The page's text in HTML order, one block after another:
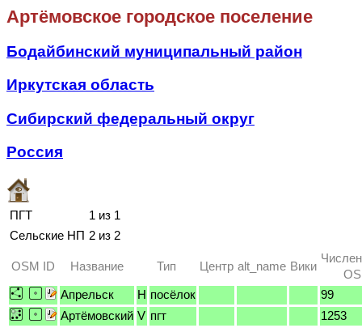
Артёмовское городское поселение
Бодайбинский муниципальный район
Иркутская область
Сибирский федеральный округ
Россия
ПГТ
1 из 1
Сельские НП 2 из 2
OSM ID Название Тип Центр alt_name Вики
Апрельск
H посёлок
99
Артёмовский V пгт
1253